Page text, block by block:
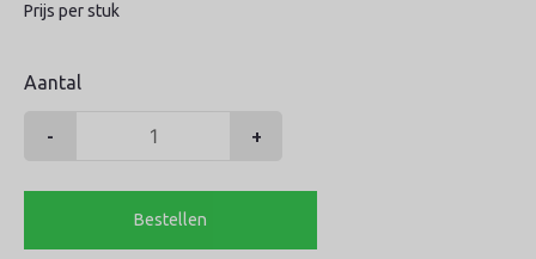
Prijs per stuk
Aantal
-
aantal
+
Bestellen